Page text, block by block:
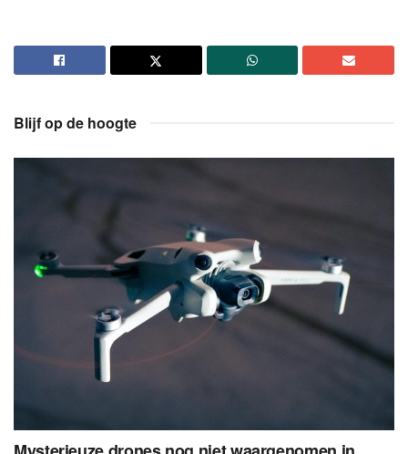
Blijf op de hoogte